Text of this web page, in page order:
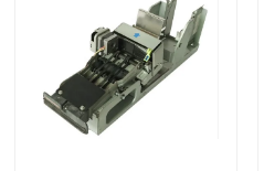
Tur Pabrik
Kontrol kualitas